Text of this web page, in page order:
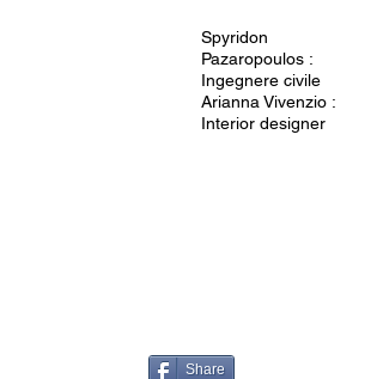
Spyridon
Pazaropoulos :
Ingegnere civile
Arianna Vivenzio :
Interior designer
Share